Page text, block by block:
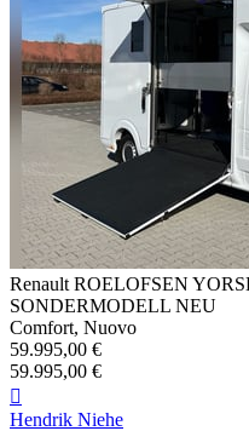
Renault ROELOFSEN
SONDERMODELL NEU
Comfort, Nuovo
59.995,00 €
59.995,00 €

Hendrik Niehe